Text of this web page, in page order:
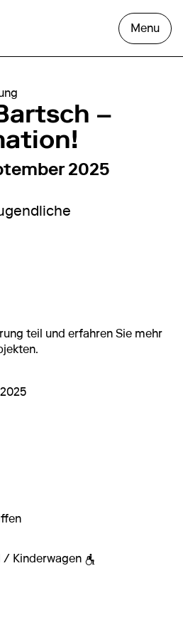
Menu
–
11:00 – 12:00
2025
teil und erfahren Sie mehr
12:00
Link
/ Kinderwagen